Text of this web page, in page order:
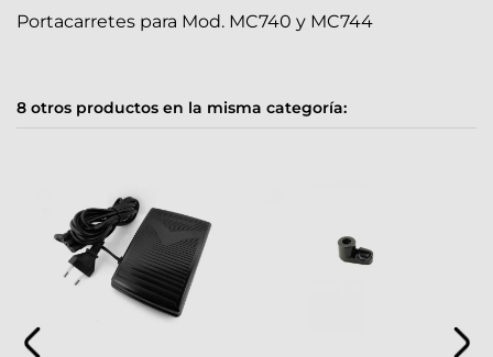
Portacarretes para Mod. MC740 y MC744
8 otros productos en la misma categoría: